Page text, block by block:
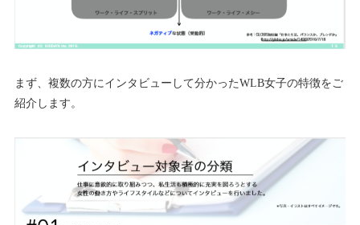
まず、複数の方にインタビューして分かったWLB女子の特徴をご
紹介します。